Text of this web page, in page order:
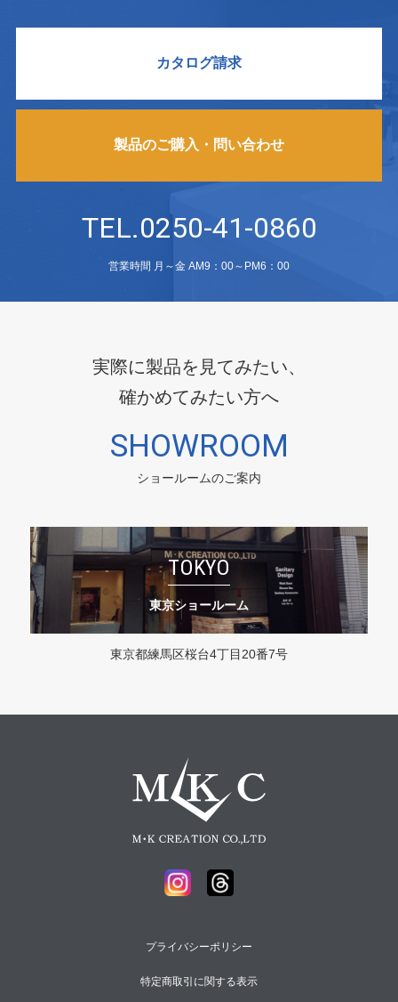
カタログ請求
製品のご購入・問い合わせ
TEL.0250-41-0860
営業時間 月～金 AM9：00～PM6：00
実際に製品を見てみたい、
確かめてみたい方へ
SHOWROOM
ショールームのご案内
TOKYO
東京ショールーム
東京都練馬区桜台4丁目20番7号
プライバシーポリシー
特定商取引に関する表示